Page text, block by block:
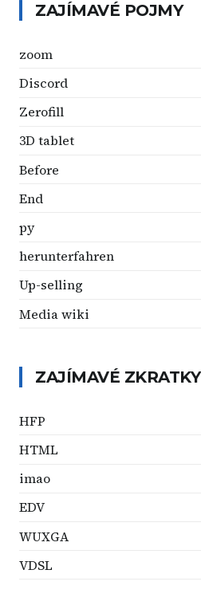
ZAJÍMAVÉ POJMY
zoom
Discord
Zerofill
3D tablet
Before
End
py
herunterfahren
Up-selling
Media wiki
ZAJÍMAVÉ ZKRATKY
HFP
HTML
imao
EDV
WUXGA
VDSL